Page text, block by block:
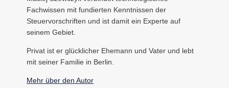
Fachwissen mit fundierten Kenntnissen der
Steuervorschriften und ist damit ein Experte auf
seinem Gebiet.
Privat ist er glücklicher Ehemann und Vater und lebt
mit seiner Familie in Berlin.
Mehr über den Autor